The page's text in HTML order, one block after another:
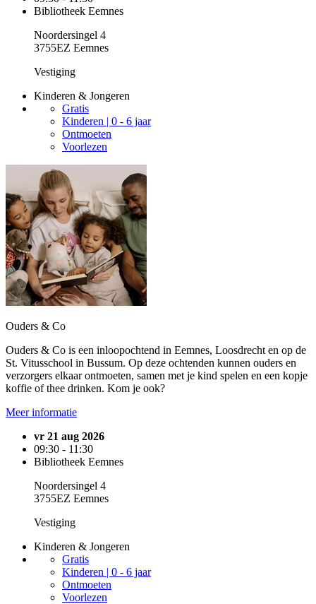
Bibliotheek Eemnes
Noordersingel 4
3755EZ Eemnes
Vestiging
Kinderen & Jongeren
Gratis
Kinderen | 0 - 6 jaar
Ontmoeten
Voorlezen
Ouders & Co
Ouders & Co is een inloopochtend in Eemnes, Loosdrecht en op de
St. Vitusschool in Bussum. Op deze ochtenden kunnen ouders en
verzorgers elkaar ontmoeten, samen met je kind spelen en een kopje
koffie of thee drinken. Kom je ook?
Meer informatie
vr 21 aug 2026
09:30 - 11:30
Bibliotheek Eemnes
Noordersingel 4
3755EZ Eemnes
Vestiging
Kinderen & Jongeren
Gratis
Kinderen | 0 - 6 jaar
Ontmoeten
Voorlezen